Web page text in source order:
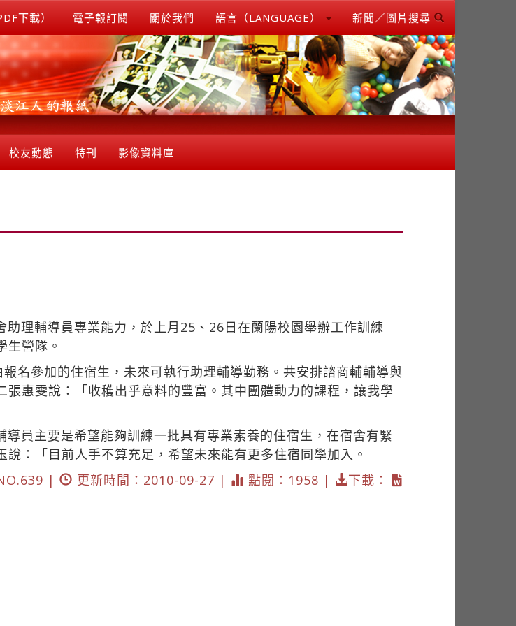
下載） 電子報訂閱 關於我們 語言（LANGUAGE） 新聞／圖片搜尋
校友動態 特刊 影像資料庫
助理輔導員專業能力，於上月25、26日在蘭陽校園舉辦工作訓練
生營隊。
名參加的住宿生，未來可執行助理輔導勤務。共安排諮商輔輔導與
惠雯說：「收穫出乎意料的豐富。其中團體動力的課程，讓我學
員主要是希望能夠訓練一批具有專業素養的住宿生，在宿舍有緊
：「目前人手不算充足，希望未來能有更多住宿同學加入。
|
更新時間：2010-09-27 | 點閱：1958 | 下載：